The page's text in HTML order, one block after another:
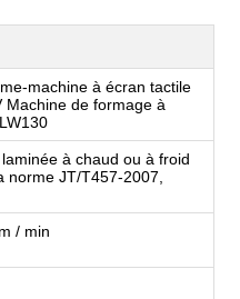
machine à écran tactile
Machine de formage à
à chaud ou à froid
norme JT/T457-2007,
/ min